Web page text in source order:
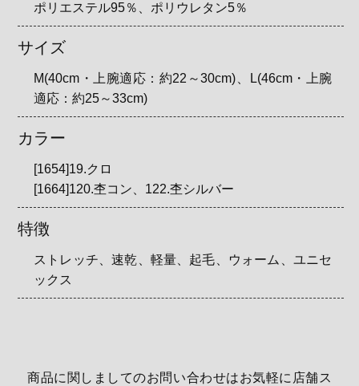
ポリエステル95％、ポリウレタン5％
サイズ
M(40cm・上腕適応：約22～30cm)、L(46cm・上腕
適応：約25～33cm)
カラー
[1654]19.クロ
[1664]120.杢コン、122.杢シルバー
特徴
ストレッチ、速乾、軽量、起毛、ウォーム、ユニセ
ックス
商品に関しましてのお問い合わせはお気軽に店舗ス